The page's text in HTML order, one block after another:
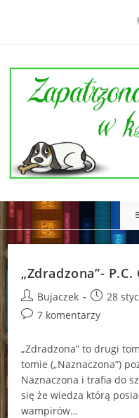
„Zdradzona”-
Post
author:
Bujaczek
Post
published:
28
Post7 komentarzy
„Zdradzona” to drugi
tomie („Naznaczona”)
Naznaczona i trafia do
się że wiedza którą
wampirów…